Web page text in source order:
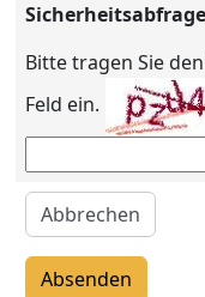
Sicherheitsabfrage
Bitte tragen Sie
Feld ein.
Abbrechen
Absenden